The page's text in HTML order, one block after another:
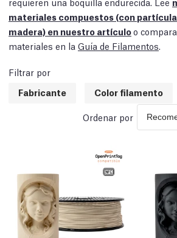
materiales compuestos (con
madera) en nuestro artículoo
materiales en la Guía de Filamentos
Filtrar por
Fabricante
Color filamento
Ordenar por